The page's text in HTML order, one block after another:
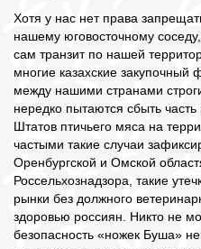
Хотя у нас нет права
нашему юговосточному
сам транзит по нашей
многие казахские закупочный
между нашими странами
нередко пытаются сбыть
Штатов птичьего мяса на
частыми такие случаи
Оренбургской и Омской
Россельхознадзора, такие
рынки без должного
здоровью россиян. Никто не
безопасность «ножек Буша»